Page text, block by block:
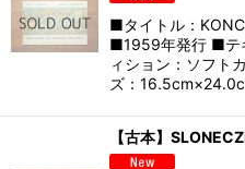
■タイトル：
■1959年発行 ■テ
ィション：ソフト
ズ：
【古本】